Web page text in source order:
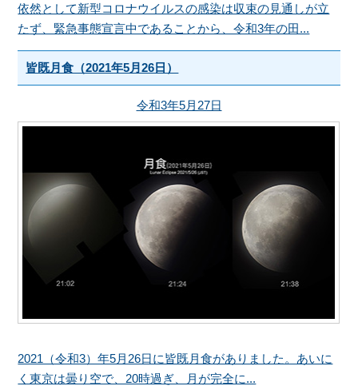
依然として新型コロナウイルスの感染は収束の見通しが立
たず、緊急事態宣言中であることから、令和3年の田...
皆既月食（2021年5月26日）
令和3年5月27日
2021（令和3）年5月26日に皆既月食がありました。あいに
く東京は曇り空で、20時過ぎ、月が完全に...